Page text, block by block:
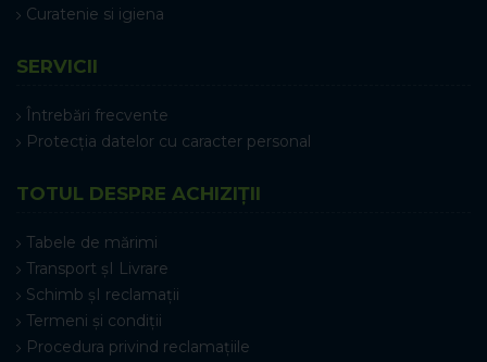
Curatenie si igiena
SERVICII
Întrebări frecvente
Protecția datelor cu caracter personal
TOTUL DESPRE ACHIZIȚII
Tabele de mărimi
Transport șI Livrare
Schimb șI reclamații
Termeni și condiții
Procedura privind reclamațiile